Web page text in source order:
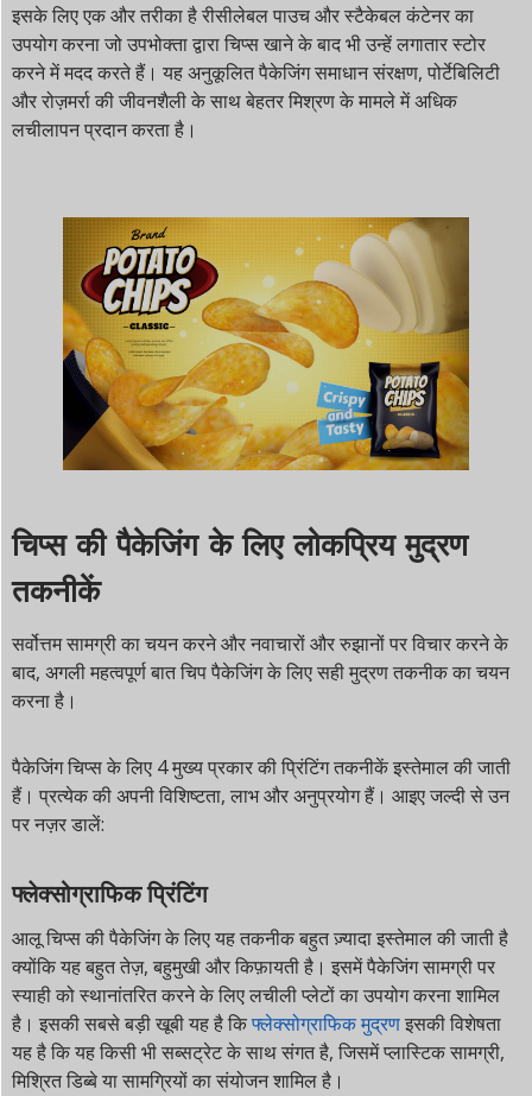
इसके लिए एक और तरीका है रीसीलेबल पाउच और स्टैकेबल कंटेनर का
उपयोग करना जो उपभोक्ता द्वारा चिप्स खाने के बाद भी उन्हें लगातार स्टोर
करने में मदद करते हैं। यह अनुकूलित पैकेजिंग समाधान संरक्षण, पोर्टेबिलिटी
और रोज़मर्रा की जीवनशैली के साथ बेहतर मिश्रण के मामले में अधिक
लचीलापन प्रदान करता है।
चिप्स की पैकेजिंग के लिए लोकप्रिय मुद्रण
तकनीकें
सर्वोत्तम सामग्री का चयन करने और नवाचारों और रुझानों पर विचार करने के
बाद, अगली महत्वपूर्ण बात चिप पैकेजिंग के लिए सही मुद्रण तकनीक का चयन
करना है।
पैकेजिंग चिप्स के लिए 4 मुख्य प्रकार की प्रिंटिंग तकनीकें इस्तेमाल की जाती
हैं। प्रत्येक की अपनी विशिष्टता, लाभ और अनुप्रयोग हैं। आइए जल्दी से उन
पर नज़र डालें:
फ्लेक्सोग्राफिक प्रिंटिंग
आलू चिप्स की पैकेजिंग के लिए यह तकनीक बहुत ज़्यादा इस्तेमाल की जाती है
क्योंकि यह बहुत तेज़, बहुमुखी और किफ़ायती है। इसमें पैकेजिंग सामग्री पर
स्याही को स्थानांतरित करने के लिए लचीली प्लेटों का उपयोग करना शामिल
है। इसकी सबसे बड़ी खूबी यह है किफ्लेक्सोग्राफिक मुद्रणइसकी विशेषता
यह है कि यह किसी भी सब्सट्रेट के साथ संगत है, जिसमें प्लास्टिक सामग्री,
मिश्रित डिब्बे या सामग्रियों का संयोजन शामिल है।